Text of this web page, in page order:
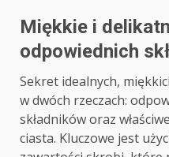
Miękkie i
odpowiednich
Sekret idealnych,
w dwóch rzeczach:
składników oraz
ciasta. Kluczowe jest